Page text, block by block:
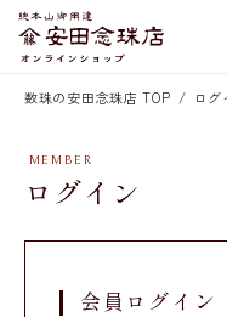
数珠の安田念珠店 TOP ログ
ログイン
会員ログイン